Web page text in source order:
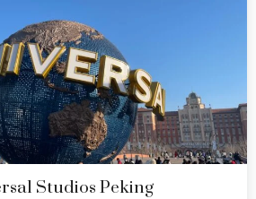
Studios Peking